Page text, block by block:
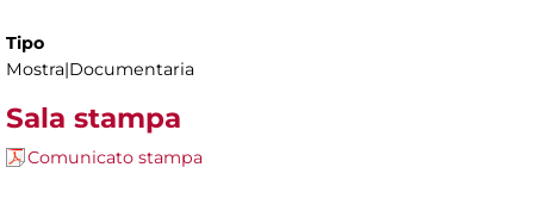
Tipo
Mostra|Documentaria
Sala stampa
Comunicato stampa